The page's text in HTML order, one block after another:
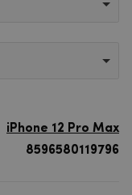
iPhone 12 Pro Max
8596580119796